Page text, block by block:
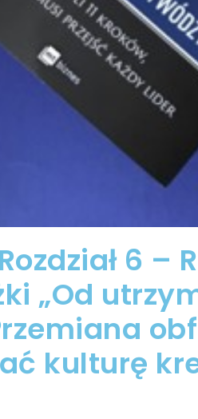
Rozdział 6
„Od
kulturę